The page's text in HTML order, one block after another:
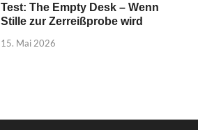
Test: The Empty Desk – Wenn
Stille zur Zerreißprobe wird
15. Mai 2026